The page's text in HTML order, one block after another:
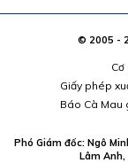
© 2005 -
Giấy phép
Báo Cà Mau
Phó Giám đốc: Ngô
Lâm